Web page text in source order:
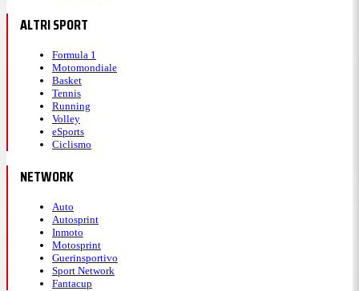
ALTRI SPORT
Formula 1
Motomondiale
Basket
Tennis
Running
Volley
eSports
Ciclismo
NETWORK
Auto
Autosprint
Inmoto
Motosprint
Guerinsportivo
Sport Network
Fantacup